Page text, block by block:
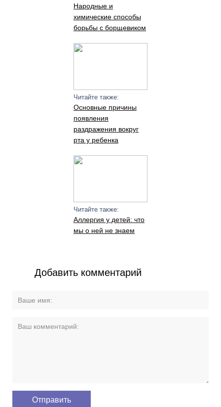
Народные и
химические способы
борьбы с борщевиком
Читайте также:
Основные причины
появления
раздражения вокруг
рта у ребенка
Читайте также:
Аллергия у детей: что
мы о ней не знаем
Добавить комментарий